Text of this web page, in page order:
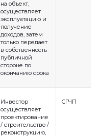
на объект,
осуществляет
эксплуатацию и
получение
доходов, затем
только передает
в собственность
публичной
стороне по
окончанию срока
Инвестор
осуществляет
проектирование
/ строительство /
реконструкцию,
СГЧП